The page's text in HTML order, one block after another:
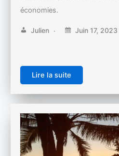
économies.
Julien Juin 17, 2023
Lire la suite